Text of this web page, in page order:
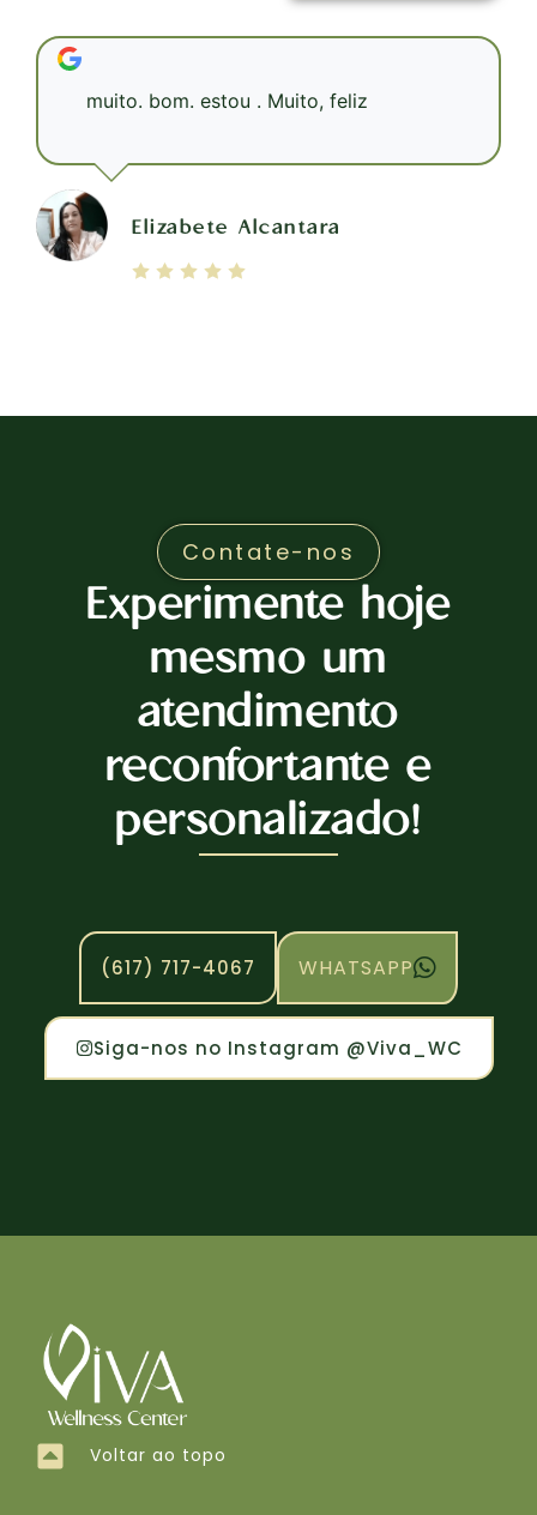
Elizabete Alcantara
muito. bom. estou . Muito, feliz
Contate-nos
Experimente hoje
mesmo um
atendimento
reconfortante e
personalizado!
(617) 717-4067 WHATSAPP
Siga-nos no Instagram @Viva_WC
Voltar ao topo